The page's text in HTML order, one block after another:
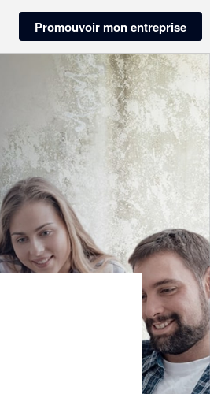
Promouvoir mon entreprise